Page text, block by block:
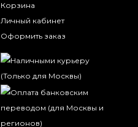
Корзина
Личный кабинет
Оформить заказ